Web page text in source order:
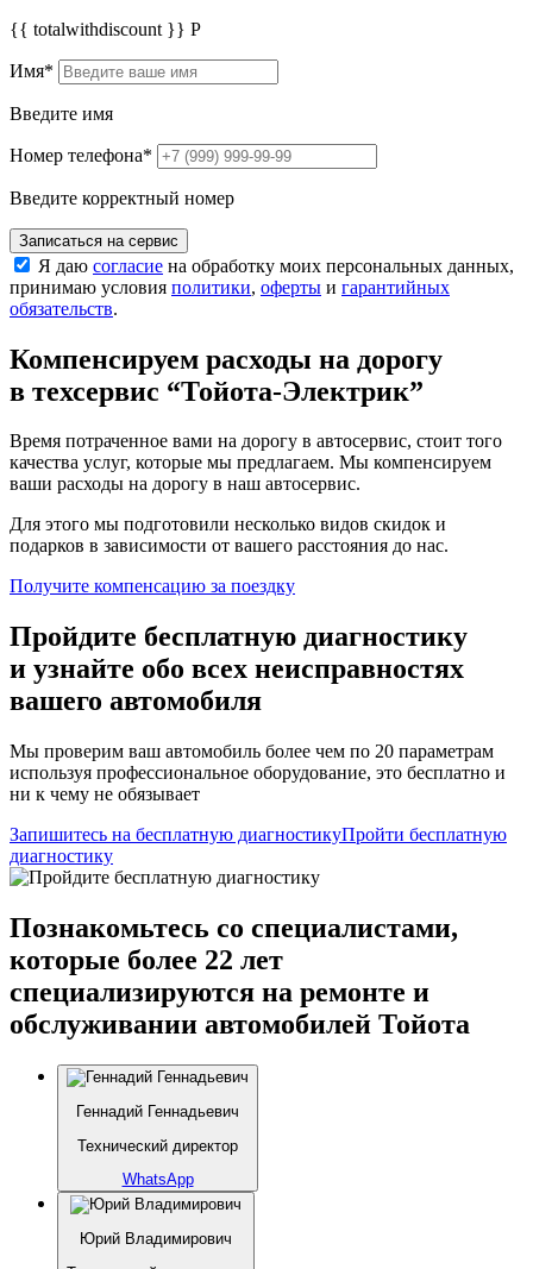
{{ totalwithdiscount }} Р
Имя*
Введите имя
Номер телефона*
Введите корректный номер
Записаться на сервис
Я даю согласие на обработку моих персональных данных,
принимаю условия политики, оферты и гарантийных
обязательств.
Компенсируем расходы на дорогу
в техсервис “Тойота-Электрик”
Время потраченное вами на дорогу в автосервис, стоит того
качества услуг, которые мы предлагаем. Мы компенсируем
ваши расходы на дорогу в наш автосервис.
Для этого мы подготовили несколько видов скидок и
подарков в зависимости от вашего расстояния до нас.
Получите компенсацию за поездку
Пройдите бесплатную диагностику
и узнайте обо всех неисправностях
вашего автомобиля
Мы проверим ваш автомобиль более чем по 20 параметрам
используя профессиональное оборудование, это бесплатно и
ни к чему не обязывает
Запишитесь на бесплатную диагностикуПройти бесплатную
диагностику
Познакомьтесь со специалистами,
которые более 22 лет
специализируются на ремонте и
обслуживании автомобилей Тойота
Геннадий Геннадьевич
Технический директор
WhatsApp
Юрий Владимирович